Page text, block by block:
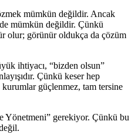
mümkün değildir. Ancak
mümkün değildir. Çünkü
olur; görünür oldukça da çözüm
ihtiyacı, “bizden olsun”
Çünkü keser hep
güçlenmez, tam tersine
Yönetmeni” gerekiyor. Çünkü bu